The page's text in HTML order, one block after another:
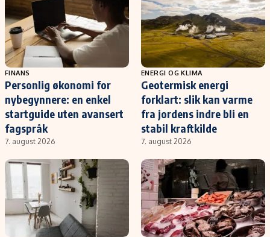
FINANS
Personlig økonomi for
nybegynnere: en enkel
startguide uten avansert
fagspråk
7. august 2026
ENERGI OG KLIMA
Geotermisk energi
forklart: slik kan varme
fra jordens indre bli en
stabil kraftkilde
7. august 2026